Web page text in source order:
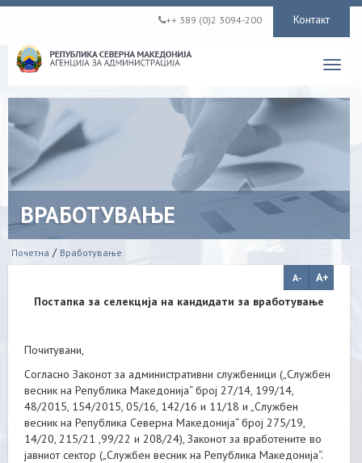
++ 389 (0)2 3094-200 Контакт
ВРАБОТУВАЊЕ
Почетна / Вработување
Постапка за селекција на кандидати за вработување
Почитувани,
Согласно Законот за административни службеници („Службен
весник на Република Македонија“ број 27/14, 199/14,
48/2015, 154/2015, 05/16, 142/16 и 11/18 и „Службен
весник на Република Северна Македонија“ број 275/19,
14/20, 215/21 ,99/22 и 208/24), Законот за вработените во
јавниот сектор („Службен весник на Република Македонија“.